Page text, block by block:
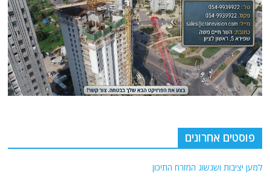
פוסטים אחרונים
למען יציבות ושגשוג המזרח התיכון